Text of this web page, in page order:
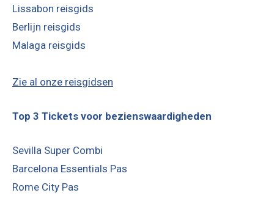
Lissabon reisgids
Berlijn reisgids
Malaga reisgids
Zie al onze reisgidsen
Top 3 Tickets voor bezienswaardigheden
Sevilla Super Combi
Barcelona Essentials Pas
Rome City Pas